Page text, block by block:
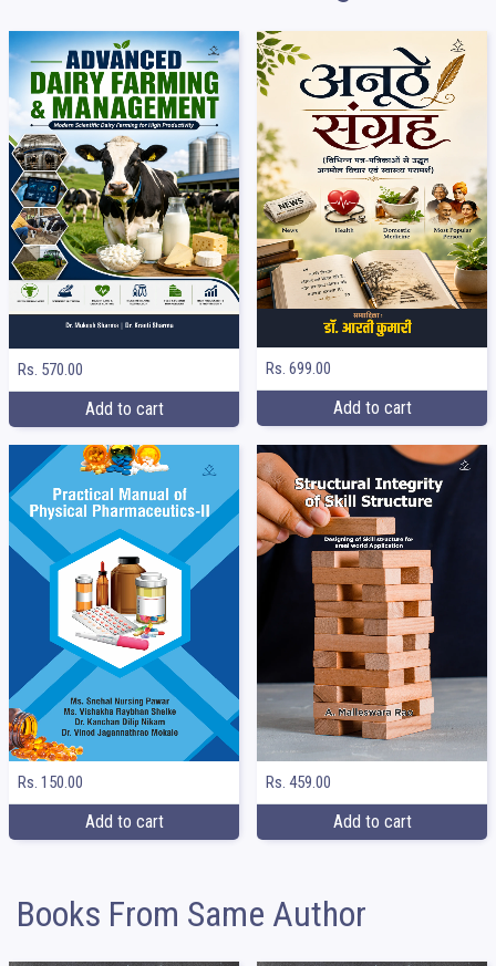
Rs. 570.00
Add to cart
Rs. 699.00
Add to cart
Rs. 150.00
Add to cart
Rs. 459.00
Add to cart
Books From Same Author